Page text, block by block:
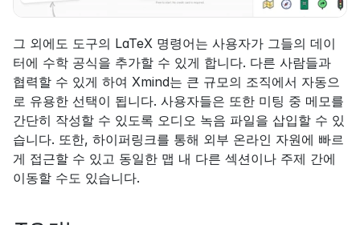
그 외에도 도구의 LaTeX 명령어는 사용자가 그들의 데이
터에 수학 공식을 추가할 수 있게 합니다. 다른 사람들과
협력할 수 있게 하여 Xmind는 큰 규모의 조직에서 자동으
로 유용한 선택이 됩니다. 사용자들은 또한 미팅 중 메모를
간단히 작성할 수 있도록 오디오 녹음 파일을 삽입할 수 있
습니다. 또한, 하이퍼링크를 통해 외부 온라인 자원에 빠르
게 접근할 수 있고 동일한 맵 내 다른 섹션이나 주제 간에
이동할 수도 있습니다.